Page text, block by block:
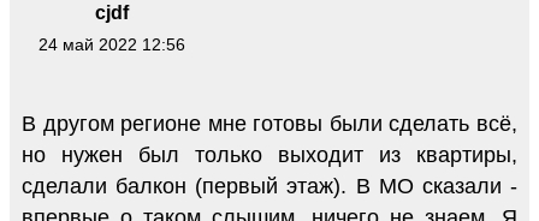
cjdf
24 май 2022 12:56
В другом регионе мне готовы были сделать всё,
но нужен был только выходит из квартиры,
сделали балкон (первый этаж). В МО сказали -